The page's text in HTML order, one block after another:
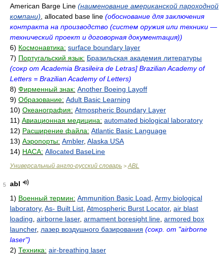
American Barge Line (наименование американской пароходной
компани) , allocated base line (обоснование для заключения
контракта на производство (систем оружия или техники —
технический проект и договорная документация))
6) Космонавтика: surface boundary layer
7) Португальский язык: Бразильская академия литературы
(сокр от Academia Brasileira de Letras] Brazilian Academy of
Letters = Brazilian Academy of Letters)
8) Фирменный знак: Another Boeing Layoff
9) Образование: Adult Basic Learning
10) Океанография: Atmospheric Boundary Layer
11) Авиационная медицина: automated biological laboratory
12) Расширение файла: Atlantic Basic Language
13) Аэропорты: Ambler, Alaska USA
14) НАСА: Allocated BaseLine
Универсальный англо-русский словарь > ABL
5
abl
1) Военный термин: Ammunition Basic Load Army biological
laboratory, As- Built List Atmospheric Burst Locator, air blast
loading airborne laser, armament boresight line armored box
launcher, лазер воздушного базирования (сокр. от "airborne
laser")
2) Техника: air-breathing laser